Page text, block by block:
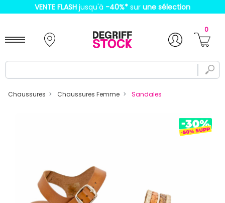
VENTE FLASH jusqu'à -40%* sur une sélection
0
Chaussures Chaussures Femme Sandales